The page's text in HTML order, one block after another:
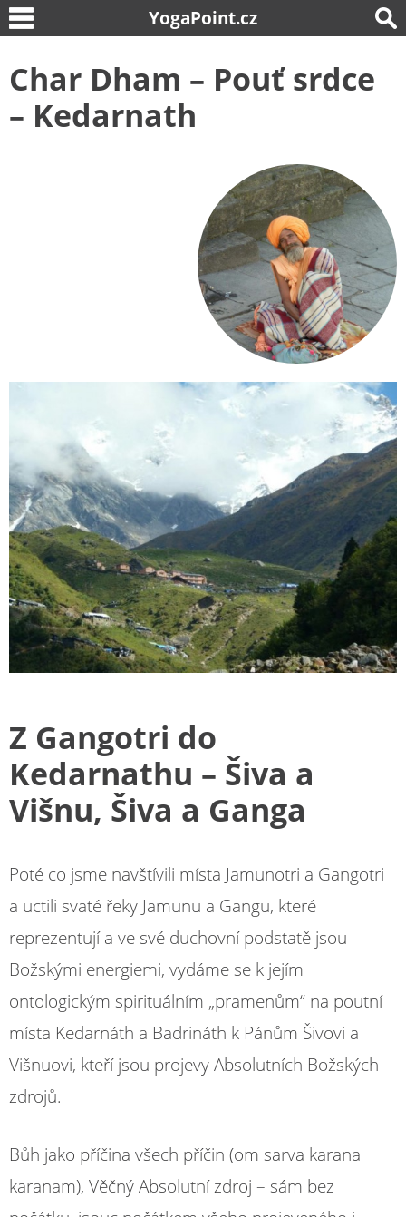
YogaPoint.cz
Char Dham – Pouť srdce
– Kedarnath
Z Gangotri do
Kedarnathu – Šiva a
Višnu, Šiva a Ganga
Poté co jsme navštívili místa Jamunotri a Gangotri
a uctili svaté řeky Jamunu a Gangu, které
reprezentují a ve své duchovní podstatě jsou
Božskými energiemi, vydáme se k jejím
ontologickým spirituálním „pramenům“ na poutní
místa Kedarnáth a Badrináth k Pánům Šivovi a
Višnuovi, kteří jsou projevy Absolutních Božských
zdrojů.
Bůh jako příčina všech příčin (om sarva karana
karanam), Věčný Absolutní zdroj – sám bez